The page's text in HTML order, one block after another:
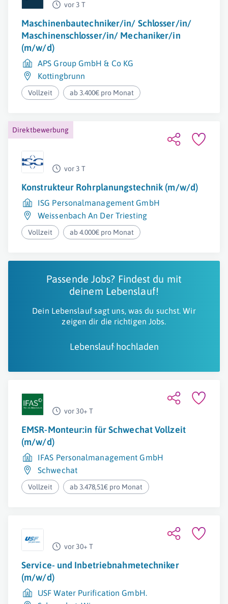
vor 3 T
Maschinenbautechniker/in/ Schlosser/in/
Maschinenschlosser/in/ Mechaniker/in
(m/w/d)
APS Group GmbH & Co KG
Kottingbrunn
Vollzeit ab 3.400€ pro Monat
Direktbewerbung
vor 3 T
Konstrukteur Rohrplanungstechnik (m/w/d)
ISG Personalmanagement GmbH
Weissenbach An Der Triesting
Vollzeit ab 4.000€ pro Monat
Passende Jobs? Findest du mit
deinem Lebenslauf!
Dein Lebenslauf sagt uns, was du suchst. Wir
zeigen dir die richtigen Jobs.
Lebenslauf hochladen
vor 30+ T
EMSR-Monteur:in für Schwechat Vollzeit
(m/w/d)
IFAS Personalmanagement GmbH
Schwechat
Vollzeit ab 3.478,51€ pro Monat
vor 30+ T
Service- und Inbetriebnahmetechniker
(m/w/d)
USF Water Purification GmbH.